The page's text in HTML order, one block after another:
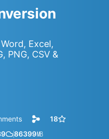
Excel,
PNG, CSV &
18
86399㎆︎